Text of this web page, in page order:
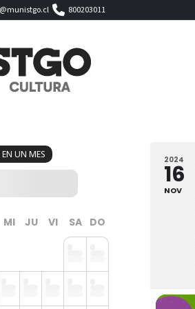
800203011
UN MES
MI JU VI SA DO
2024
16
NOV